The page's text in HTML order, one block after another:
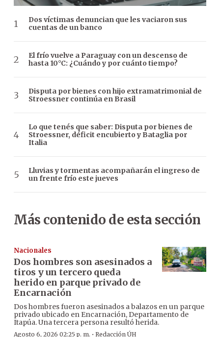
Dos víctimas denuncian que les vaciaron sus
cuentas de un banco
El frío vuelve a Paraguay con un descenso de
hasta 10°C: ¿Cuándo y por cuánto tiempo?
Disputa por bienes con hijo extramatrimonial de
Stroessner continúa en Brasil
Lo que tenés que saber: Disputa por bienes de
Stroessner, déficit encubierto y Bataglia por
Italia
Lluvias y tormentas acompañarán el ingreso de
un frente frío este jueves
Más contenido de esta sección
Nacionales
Dos hombres son asesinados a
tiros y un tercero queda
herido en parque privado de
Encarnación
Dos hombres fueron asesinados a balazos en un parque
privado ubicado en Encarnación, Departamento de
Itapúa. Una tercera persona resultó herida.
Agosto 6, 2026 02:25 p. m. Redacción ÚH